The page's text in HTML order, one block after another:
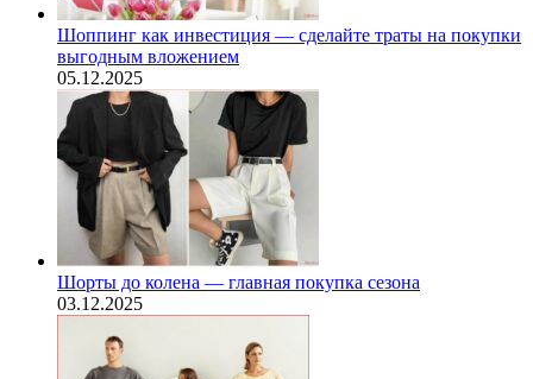
Шоппинг как инвестиция — сделайте траты на покупки
выгодным вложением
05.12.2025
Шорты до колена — главная покупка сезона
03.12.2025